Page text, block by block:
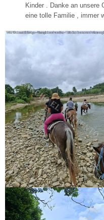
Kinder . Danke an
eine tolle Familie , immer